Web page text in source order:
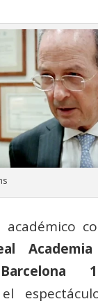
académico
Barcelona